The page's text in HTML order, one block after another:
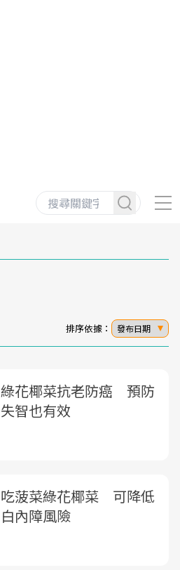
排序依據： 發布日期
綠花椰菜抗老防癌 預防
失智也有效
吃菠菜綠花椰菜 可降低
白內障風險